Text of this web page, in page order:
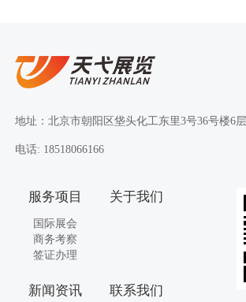
地址：北京市朝阳区垡头化工东里3号36号楼6
电话: 18518066166
服务项目
国际展会
商务考察
签证办理
关于我们
新闻资讯 联系我们